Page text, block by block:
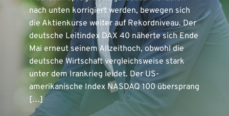
nach unten korrigiert werden, bewegen sich
die Aktienkurse weiter auf Rekordniveau. Der
deutsche Leitindex DAX 40 näherte sich Ende
Mai erneut seinem Allzeithoch, obwohl die
deutsche Wirtschaft vergleichsweise stark
unter dem Irankrieg leidet. Der US-
amerikanische Index NASDAQ 100 übersprang
[…]